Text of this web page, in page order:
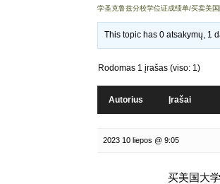
学圣克鲁兹分校学位证成绩单/买卖美
This topic has 0 atsakymų, 1
Rodomas 1 įrašas (viso: 1)
Autorius Įrašai
2023 10 liepos @ 9:05
买美国大